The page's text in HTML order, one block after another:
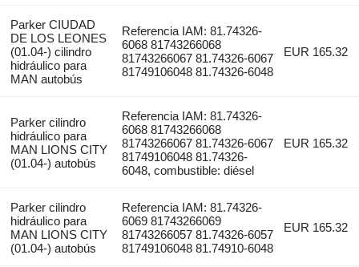
Parker CIUDAD
DE LOS LEONES
(01.04-) cilindro
hidráulico para
MAN autobús
Referencia IAM: 81.74326-
6068 81743266068
81743266067 81.74326-6067
81749106048 81.74326-6048
EUR 165.32
Parker cilindro
hidráulico para
MAN LIONS CITY
(01.04-) autobús
Referencia IAM: 81.74326-
6068 81743266068
81743266067 81.74326-6067
81749106048 81.74326-
6048, combustible: diésel
EUR 165.32
Parker cilindro
hidráulico para
MAN LIONS CITY
(01.04-) autobús
Referencia IAM: 81.74326-
6069 81743266069
81743266057 81.74326-6057
81749106048 81.74910-6048
EUR 165.32